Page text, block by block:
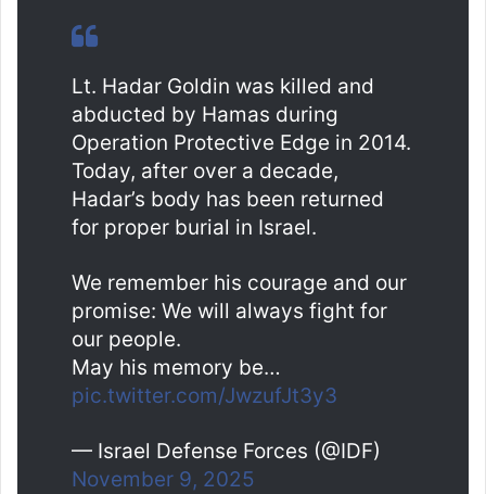
Lt. Hadar Goldin was killed and
abducted by Hamas during
Operation Protective Edge in 2014.
Today, after over a decade,
Hadar’s body has been returned
for proper burial in Israel.
We remember his courage and our
promise: We will always fight for
our people.
May his memory be…
pic.twitter.com/JwzufJt3y3
— Israel Defense Forces (@IDF)
November 9, 2025